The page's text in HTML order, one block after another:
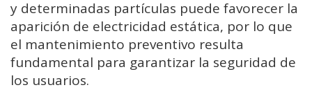
y determinadas partículas puede favorecer la
aparición de electricidad estática, por lo que
el mantenimiento preventivo resulta
fundamental para garantizar la seguridad de
los usuarios.